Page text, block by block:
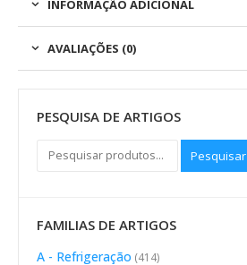
INFORMAÇÃO ADICIONAL
AVALIAÇÕES (0)
PESQUISA DE ARTIGOS
Pesquisar
FAMILIAS DE ARTIGOS
A - Refrigeração (414)